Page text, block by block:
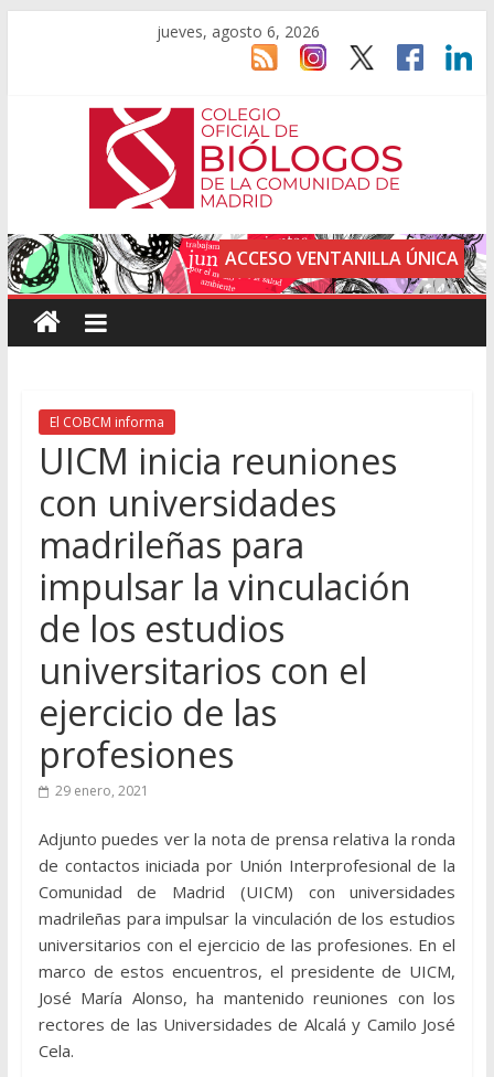
jueves, agosto 6, 2026
ACCESO VENTANILLA ÚNICA
El COBCM informa
UICM inicia reuniones
con universidades
madrileñas para
impulsar la vinculación
de los estudios
universitarios con el
ejercicio de las
profesiones
29 enero, 2021
Adjunto puedes ver la nota de prensa relativa la ronda
de contactos iniciada por Unión Interprofesional de la
Comunidad de Madrid (UICM) con universidades
madrileñas para impulsar la vinculación de los estudios
universitarios con el ejercicio de las profesiones. En el
marco de estos encuentros, el presidente de UICM,
José María Alonso, ha mantenido reuniones con los
rectores de las Universidades de Alcalá y Camilo José
Cela.